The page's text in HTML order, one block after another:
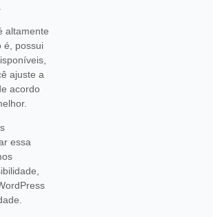
altamente
é, possui
ajuste a
acordo
essa